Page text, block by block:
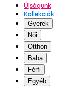
Újságunk
Kollekciók
Gyerek
Női
Otthon
Baba
Férfi
Egyéb